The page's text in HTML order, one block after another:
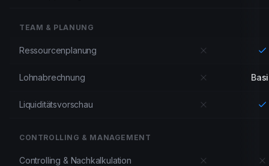
TEAM & PLANUNG
Ressourcenplanung
Lohnabrechnung
Liquiditätsvorschau
CONTROLLING & MANAGEMENT
Controlling & Nachkalkulation